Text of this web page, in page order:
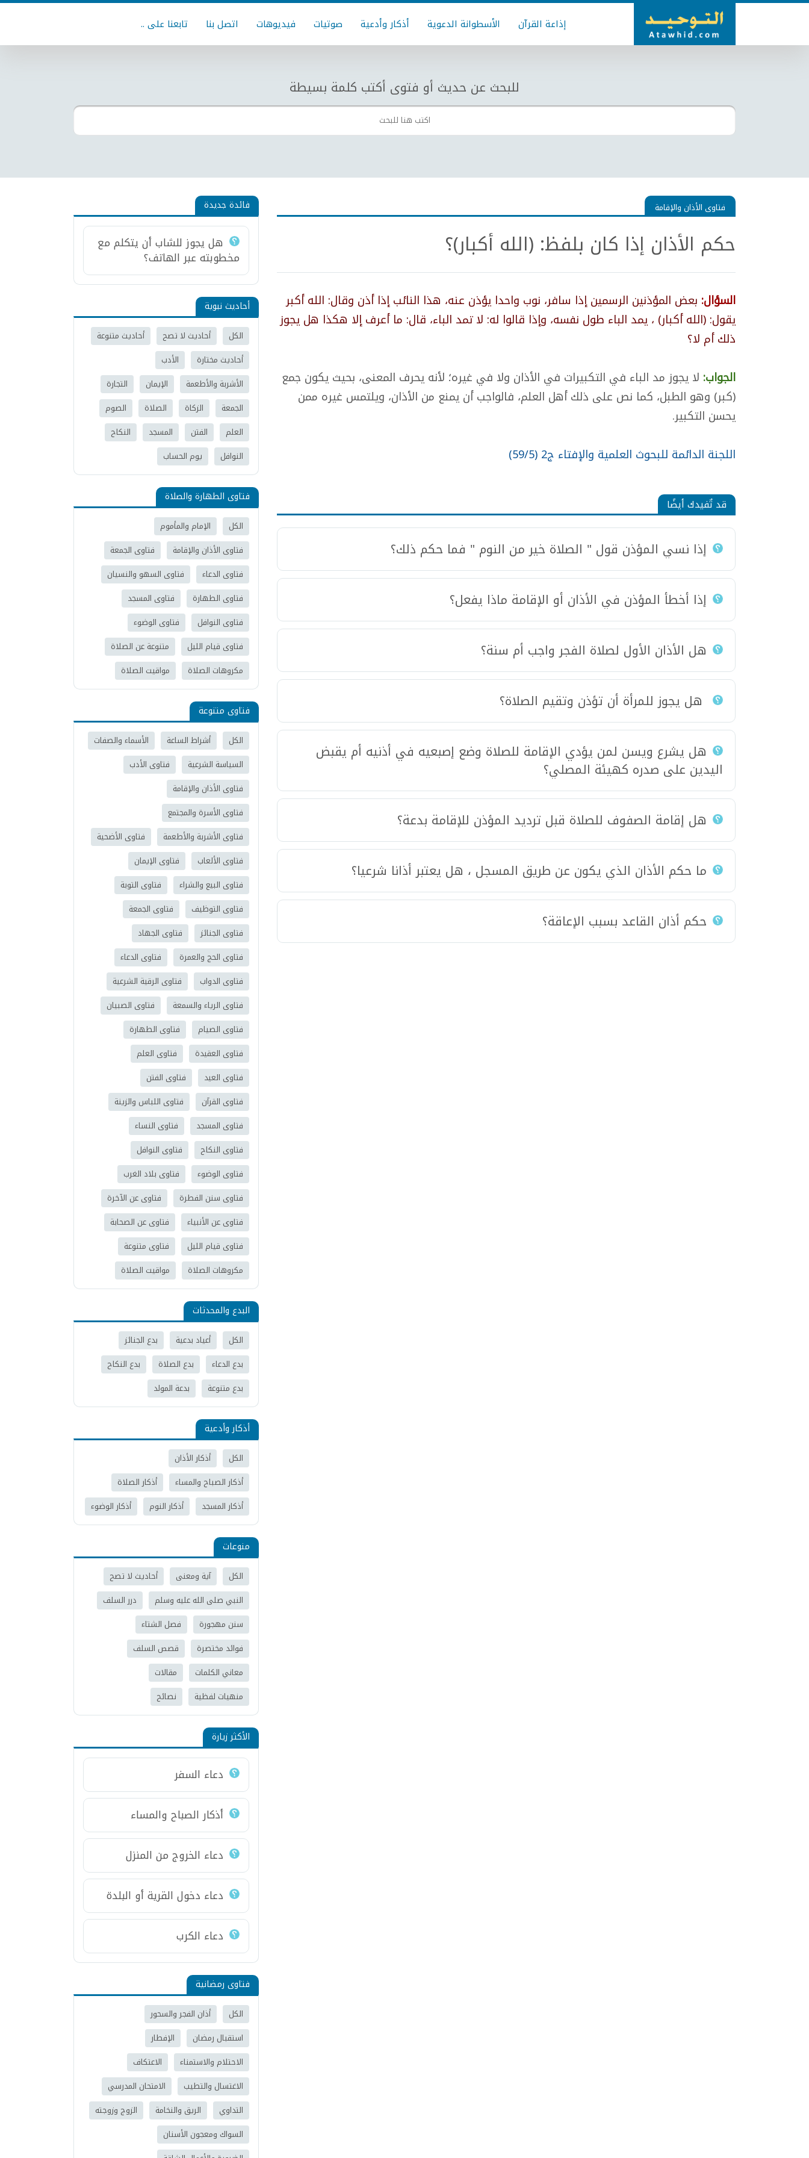
إذاعة القرآن الأسطوانة الدعوية أذكار وأدعية صوتيات فيديوهات اتصل بنا تابعنا على ..
للبحث عن حديث أو فتوى أكتب كلمة بسيطة
فتاوى الأذان والإقامة
حكم الأذان إذا كان بلفظ: (الله أكبار)؟
السؤال: بعض المؤذنين الرسمين إذا سافر، نوب واحدا يؤذن عنه، هذا النائب إذا أذن وقال: الله أكبر
يقول: (الله أكبار) ، يمد الباء طول نفسه، وإذا قالوا له: لا تمد الباء، قال: ما أعرف إلا هكذا هل يجوز
ذلك أم لا؟
الجواب: لا يجوز مد الباء في التكبيرات في الأذان ولا في غيره؛ لأنه يحرف المعنى، بحيث يكون جمع
(كبر) وهو الطبل، كما نص على ذلك أهل العلم، فالواجب أن يمنع من الأذان، ويلتمس غيره ممن
يحسن التكبير.
اللجنة الدائمة للبحوث العلمية والإفتاء ج2 (59/5)
قد تٌفيدك أيضًا
إذا نسي المؤذن قول " الصلاة خير من النوم " فما حكم ذلك؟
إذا أخطأ المؤذن في الأذان أو الإقامة ماذا يفعل؟
هل الأذان الأول لصلاة الفجر واجب أم سنة؟
هل يجوز للمرأة أن تؤذن وتقيم الصلاة؟
هل يشرع ويسن لمن يؤدي الإقامة للصلاة وضع إصبعيه في أذنيه أم يقبض
اليدين على صدره كهيئة المصلي؟
هل إقامة الصفوف للصلاة قبل ترديد المؤذن للإقامة بدعة؟
ما حكم الأذان الذي يكون عن طريق المسجل ، هل يعتبر أذانا شرعيا؟
حكم أذان القاعد بسبب الإعاقة؟
فائدة جديدة
هل يجوز للشاب أن يتكلم مع
مخطوبته عبر الهاتف؟
أحاديث نبوية
الكل أحاديث لا تصح
أحاديث متنوعة
أحاديث مختارة
الأدب
الأشربة والأطعمة
الإيمان
التجارة
الجمعة
الزكاة الصلاة
الصوم
العلم
الفتن المسجد
النكاح
النوافل
يوم الحساب
فتاوى الطهارة والصلاة
الكل
الإمام والمأموم
فتاوى الأذان والإقامة
فتاوى الجمعة
فتاوى الدعاء
فتاوى السهو والنسيان
فتاوى الطهارة
فتاوى المسجد
فتاوى النوافل
فتاوى الوضوء
فتاوى قيام الليل
متنوعة عن الصلاة
مكروهات الصلاة
مواقيت الصلاة
فتاوى متنوعة
الكل أشراط الساعة
الأسماء والصفات
السياسة الشرعية
فتاوى الأدب
فتاوى الأذان والإقامة
فتاوى الأسرة والمجتمع
فتاوى الأشربة والأطعمة
فتاوى الأضحية
فتاوى الألعاب
فتاوى الإيمان
فتاوى البيع والشراء
فتاوى التوبة
فتاوى التوظيف
فتاوى الجمعة
فتاوى الجنائز
فتاوى الجهاد
فتاوى الحج والعمرة
فتاوى الدعاء
فتاوى الدواب
فتاوى الرقية الشرعية
فتاوى الرياء والسمعة
فتاوى الصبيان
فتاوى الصيام
فتاوى الطهارة
فتاوى العقيدة
فتاوى العلم
فتاوى العيد
فتاوى الفتن
فتاوى القرآن
فتاوى اللباس والزينة
فتاوى المسجد
فتاوى النساء
فتاوى النكاح
فتاوى النوافل
فتاوى الوضوء
فتاوى بلاد الغرب
فتاوى سنن الفطرة
فتاوى عن الآخرة
فتاوى عن الأنبياء
فتاوى عن الصحابة
فتاوى قيام الليل
فتاوى متنوعة
مكروهات الصلاة
مواقيت الصلاة
البدع والمحدثات
الكل أعياد بدعية
بدع الجنائز
بدع الدعاء
بدع الصلاة
بدع النكاح
بدع متنوعة
بدعة المولد
أذكار وأدعية
الكل
أذكار الأذان
أذكار الصباح والمساء
أذكار الصلاة
أذكار المسجد
أذكار النوم أذكار الوضوء
منوعات
الكل آية ومعنى
أحاديث لا تصح
النبي صلى الله عليه وسلم
درر السلف
سنن مهجورة
فصل الشتاء
فوائد مختصرة
قصص السلف
معاني الكلمات
مقالات
منهيات لفظية
نصائح
الأكثر زيارة
دعاء السفر
أذكار الصباح والمساء
دعاء الخروج من المنزل
دعاء دخول القرية أو البلدة
دعاء الكرب
فتاوى رمضانية
الكل
أذان الفجر والسحور
استقبال رمضان
الإفطار
الاحتلام والاستمناء
الاعتكاف
الاغتسال والتطيب
الامتحان المدرسي
التداوي
الريق والنخامة
الزوج وزوجته
السواك ومعجون الأسنان